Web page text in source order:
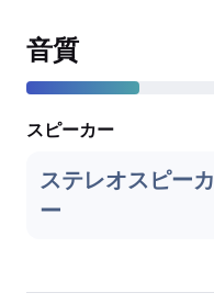
音質
スピーカー
ステレオスピーカ
ー